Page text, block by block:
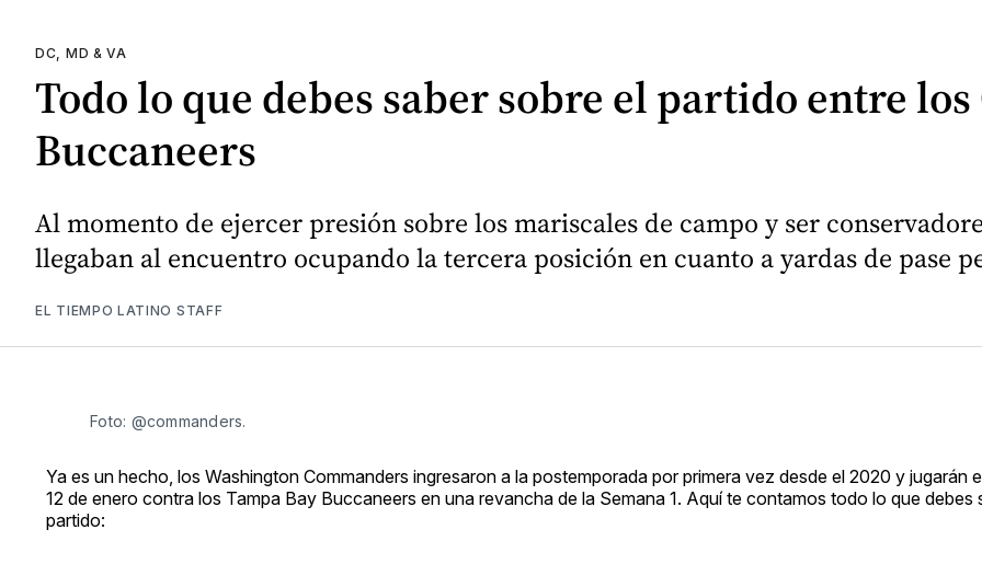
DC, MD & VA
Todo lo que debes saber sobre el partido entre
Buccaneers
Al momento de ejercer presión sobre los mariscales de campo y ser
llegaban al encuentro ocupando la tercera posición en cuanto a yardas de pase
EL TIEMPO LATINO STAFF
Foto: @commanders.
Ya es un hecho, los Washington Commanders ingresaron a la postemporada por primera vez desde el 2020 y jugarán
12 de enero contra los Tampa Bay Buccaneers en una revancha de la Semana 1. Aquí te contamos todo lo que debes
partido: